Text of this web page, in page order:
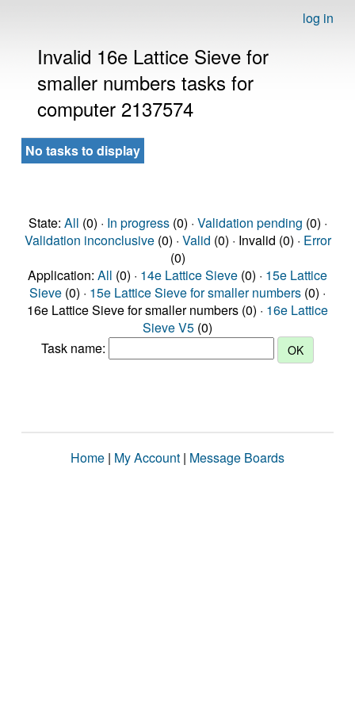
log in
Invalid 16e Lattice Sieve for
smaller numbers tasks for
computer 2137574
No tasks to display
State: All (0) · In progress(0) · Validation pending (0) ·
Validation inconclusive(0) · Valid (0) · Invalid (0) · Error
(0)
Application: All (0) · 14e Lattice Sieve (0) · 15e Lattice
Sieve (0) · 15e Lattice Sieve for smaller numbers (0) ·
16e Lattice Sieve for smaller numbers (0) · 16e Lattice
Sieve V5 (0)
Task name:
Home | My Account | Message Boards